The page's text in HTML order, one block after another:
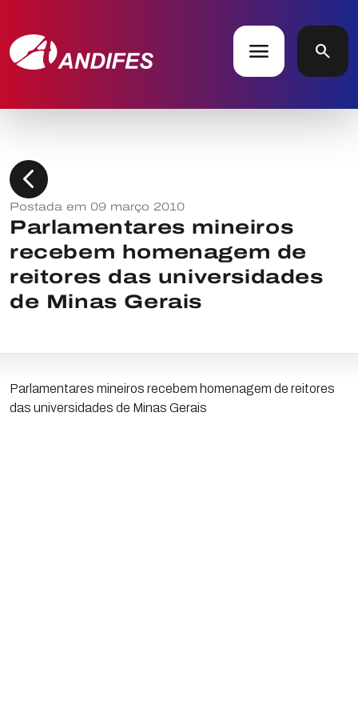
menu search
chevron_left
Postada em 09 março 2010
Parlamentares mineiros
recebem homenagem de
reitores das universidades
de Minas Gerais
Parlamentares mineiros recebem homenagem de reitores
das universidades de Minas Gerais